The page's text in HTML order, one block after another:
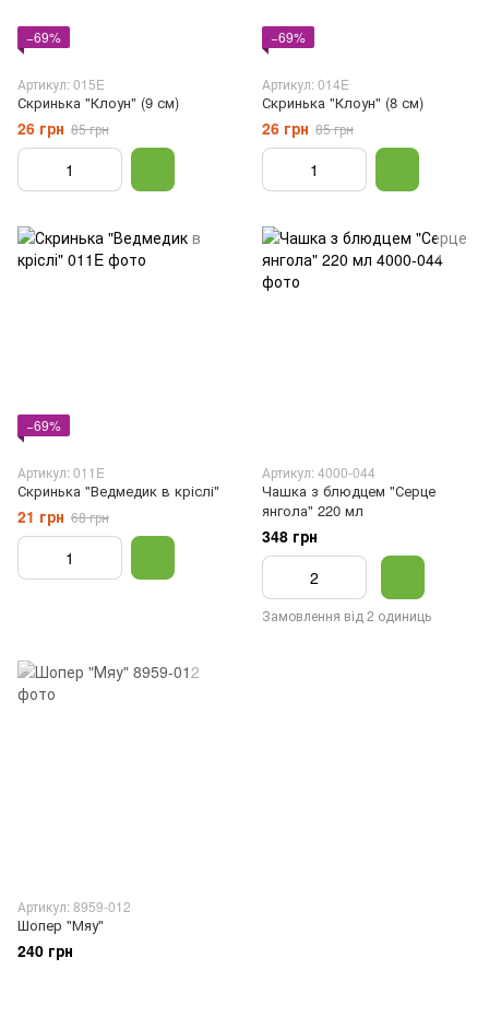
−69%
Артикул: 015E
Скринька "Клоун" (9 см)
26 грн 85 грн
−69%
Артикул: 014E
Скринька "Клоун" (8 см)
26 грн 85 грн
−69%
Артикул: 011E
Скринька "Ведмедик в кріслі"
21 грн 68 грн
Артикул: 4000-044
Чашка з блюдцем "Серце
янгола" 220 мл
348 грн
Замовлення від 2 одиниць
Артикул: 8959-012
Шопер "Мяу"
240 грн